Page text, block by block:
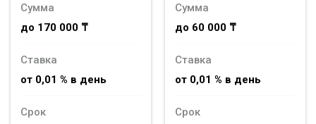
Сумма
до 170 000 ₸
Ставка
от 0,01 % в день
Срок
Сумма
до 60 000 ₸
Ставка
от 0,01 % в день
Срок